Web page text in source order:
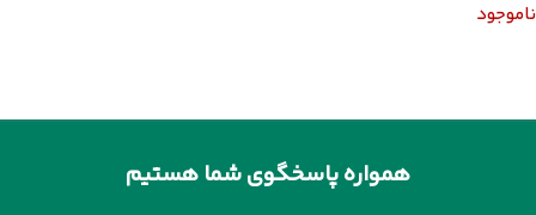
ناموجود
همواره پاسخگوی شما هستیم